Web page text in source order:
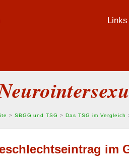
Links
> SBGG und TSG >Das TSG im Vergleich
im